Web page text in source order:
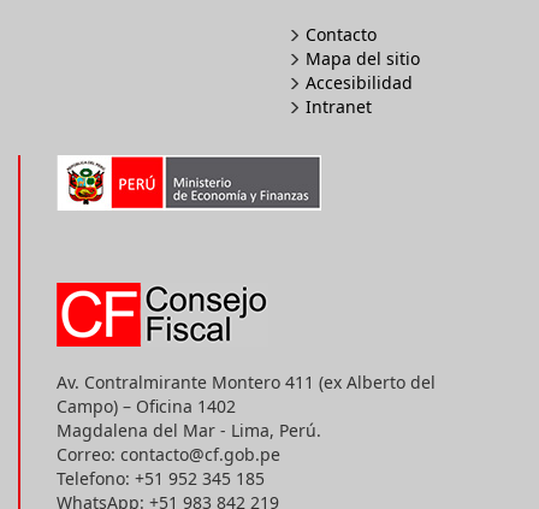
Contacto
Mapa del sitio
Accesibilidad
Intranet
Av. Contralmirante Montero 411 (ex Alberto del
Campo) – Oficina 1402
Magdalena del Mar - Lima, Perú.
Correo: contacto@cf.gob.pe
Telefono: +51 952 345 185
WhatsApp: +51 983 842 219